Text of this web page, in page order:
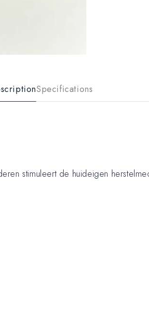
Specifications
stimuleert de huideigen